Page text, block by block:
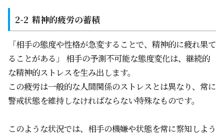
精神的疲労の蓄積
「相手の態度や性格が急変することで、精神的に疲れ果て
ることがある」 相手の予測不可能な態度変化は、継続的
な精神的ストレスを生み出します。
この疲労は一般的な人間関係のストレスとは異なり、常に
警戒状態を維持しなければならない特殊なものです。
このような状況では、相手の機嫌や状態を常に察知しよう